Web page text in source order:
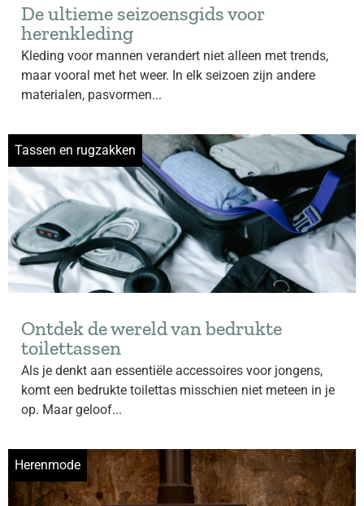
De ultieme seizoensgids voor
herenkleding
Kleding voor mannen verandert niet alleen met trends,
maar vooral met het weer. In elk seizoen zijn andere
materialen, pasvormen...
Tassen en rugzakken
Ontdek de wereld van bedrukte
toilettassen
Als je denkt aan essentiële accessoires voor jongens,
komt een bedrukte toilettas misschien niet meteen in je
op. Maar geloof...
Herenmode